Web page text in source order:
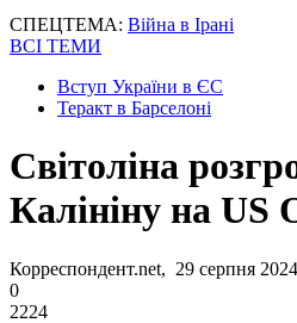
СПЕЦТЕМА: Війна в Ірані
ВСІ ТЕМИ
Вступ України в ЄС
Теракт в Барселоні
Світоліна
Калініну на US
Корреспондент.net, 29 серпня
0
2224